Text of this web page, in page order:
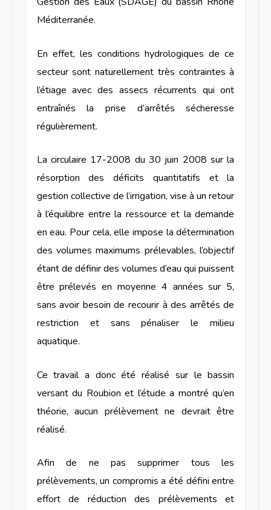
Méditerranée.
En effet, les conditions hydrologiques de ce
secteur sont naturellement très contraintes à
l’étiage avec des assecs récurrents qui ont
entraînés la prise d’arrêtés sécheresse
régulièrement.
La circulaire 17-2008 du 30 juin 2008 sur la
résorption des déficits quantitatifs et la
gestion collective de l’irrigation, vise à un retour
à l’équilibre entre la ressource et la demande
en eau. Pour cela, elle impose la détermination
des volumes maximums prélevables, l’objectif
étant de définir des volumes d’eau qui puissent
être prélevés en moyenne 4 années sur 5,
sans avoir besoin de recourir à des arrêtés de
restriction et sans pénaliser le milieu
aquatique.
Ce travail a donc été réalisé sur le bassin
versant du Roubion et l’étude a montré qu’en
théorie, aucun prélèvement ne devrait être
réalisé.
Afin de ne pas supprimer tous les
prélèvements, un compromis a été défini entre
effort de réduction des prélèvements et